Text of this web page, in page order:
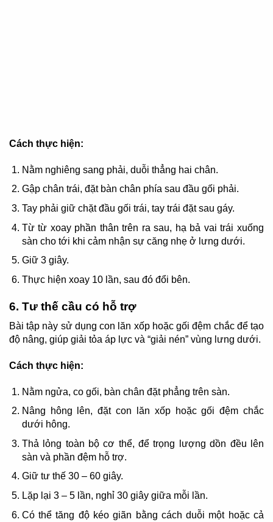
Cách thực hiện:
Nằm nghiêng sang phải, duỗi thẳng hai chân.
Gập chân trái, đặt bàn chân phía sau đầu gối phải.
Tay phải giữ chặt đầu gối trái, tay trái đặt sau gáy.
Từ từ xoay phần thân trên ra sau, hạ bả vai trái xuống
sàn cho tới khi cảm nhận sự căng nhẹ ở lưng dưới.
Giữ 3 giây.
Thực hiện xoay 10 lần, sau đó đổi bên.
6. Tư thế cầu có hỗ trợ
Bài tập này sử dụng con lăn xốp hoặc gối đệm chắc để tạo
độ nâng, giúp giải tỏa áp lực và “giải nén” vùng lưng dưới.
Cách thực hiện:
Nằm ngửa, co gối, bàn chân đặt phẳng trên sàn.
Nâng hông lên, đặt con lăn xốp hoặc gối đệm chắc
dưới hông.
Thả lỏng toàn bộ cơ thể, để trọng lượng dồn đều lên
sàn và phần đệm hỗ trợ.
Giữ tư thế 30 – 60 giây.
Lặp lại 3 – 5 lần, nghỉ 30 giây giữa mỗi lần.
Có thể tăng độ kéo giãn bằng cách duỗi một hoặc cả